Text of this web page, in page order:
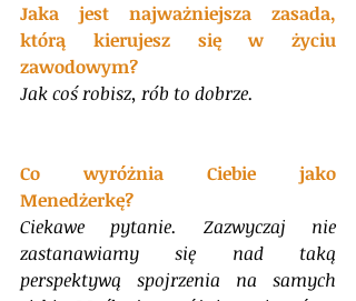
Jaka jest najważniejsza zasada,
którą kierujesz się w życiu
zawodowym?
Jak coś robisz, rób to dobrze.
Co wyróżnia Ciebie jako
Menedżerkę?
Ciekawe pytanie. Zazwyczaj nie
zastanawiamy się nad taką
perspektywą spojrzenia na samych